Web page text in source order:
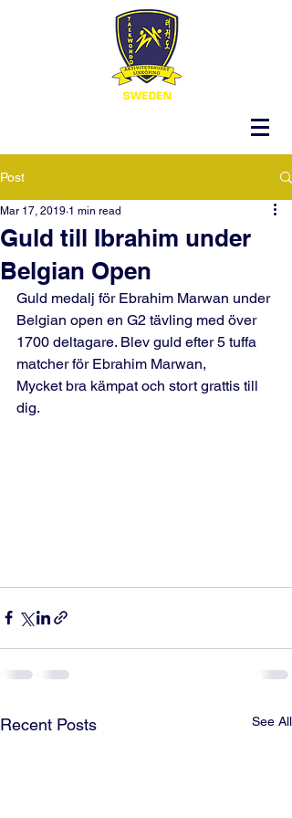
Post
Guld till Ibrahim under
Belgian Open
Mar 17, 2019 1 min read
Guld medalj för Ebrahim Marwan under
Belgian open en G2 tävling med över
1700 deltagare. Blev guld efter 5 tuffa
matcher för Ebrahim Marwan,
Mycket bra kämpat och stort grattis till
dig.
Recent Posts See All